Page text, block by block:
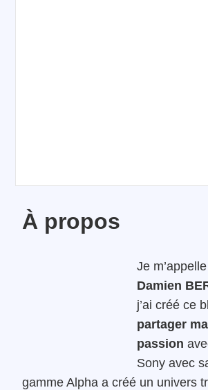
À propos
Je m’appelle
Damien
j’ai créé ce
partager ma
passion
Sony avec
gamme Alpha a créé un univers